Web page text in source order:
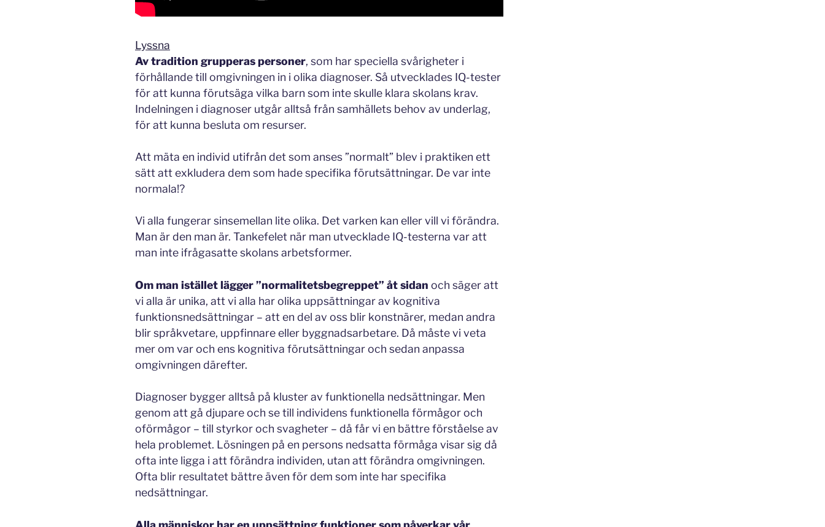
Lyssna
Av tradition grupperas personer, som har speciella svårigheter i
förhållande till omgivningen in i olika diagnoser. Så utvecklades IQ-tester
för att kunna förutsäga vilka barn som inte skulle klara skolans krav.
Indelningen i diagnoser utgår alltså från samhällets behov av underlag,
för att kunna besluta om resurser.
Att mäta en individ utifrån det som anses ”normalt” blev i praktiken ett
sätt att exkludera dem som hade specifika förutsättningar. De var inte
normala!?
Vi alla fungerar sinsemellan lite olika. Det varken kan eller vill vi förändra.
Man är den man är. Tankefelet när man utvecklade IQ-testerna var att
man inte ifrågasatte skolans arbetsformer.
Om man istället lägger ”normalitetsbegreppet” åt sidan och säger att
vi alla är unika, att vi alla har olika uppsättningar av kognitiva
funktionsnedsättningar – att en del av oss blir konstnärer, medan andra
blir språkvetare, uppfinnare eller byggnadsarbetare. Då måste vi veta
mer om var och ens kognitiva förutsättningar och sedan anpassa
omgivningen därefter.
Diagnoser bygger alltså på kluster av funktionella nedsättningar. Men
genom att gå djupare och se till individens funktionella förmågor och
oförmågor – till styrkor och svagheter – då får vi en bättre förståelse av
hela problemet. Lösningen på en persons nedsatta förmåga visar sig då
ofta inte ligga i att förändra individen, utan att förändra omgivningen.
Ofta blir resultatet bättre även för dem som inte har specifika
nedsättningar.